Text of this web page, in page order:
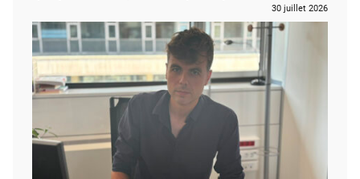
30 juillet 2026